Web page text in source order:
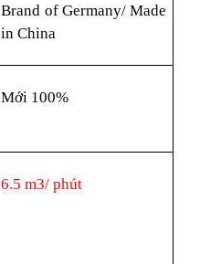
Brand of Germany/ Made
in China
Mới 100%
6.5 m3/ phút